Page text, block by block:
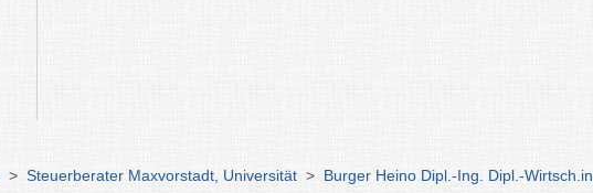
> Steuerberater Maxvorstadt, Universität > Burger Heino Dipl.-Ing. Dipl.-